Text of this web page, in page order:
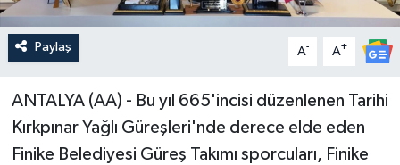
Paylaş A- A+
ANTALYA (AA) - Bu yıl 665'incisi düzenlenen Tarihi
Kırkpınar Yağlı Güreşleri'nde derece elde eden
Finike Belediyesi Güreş Takımı sporcuları, Finike